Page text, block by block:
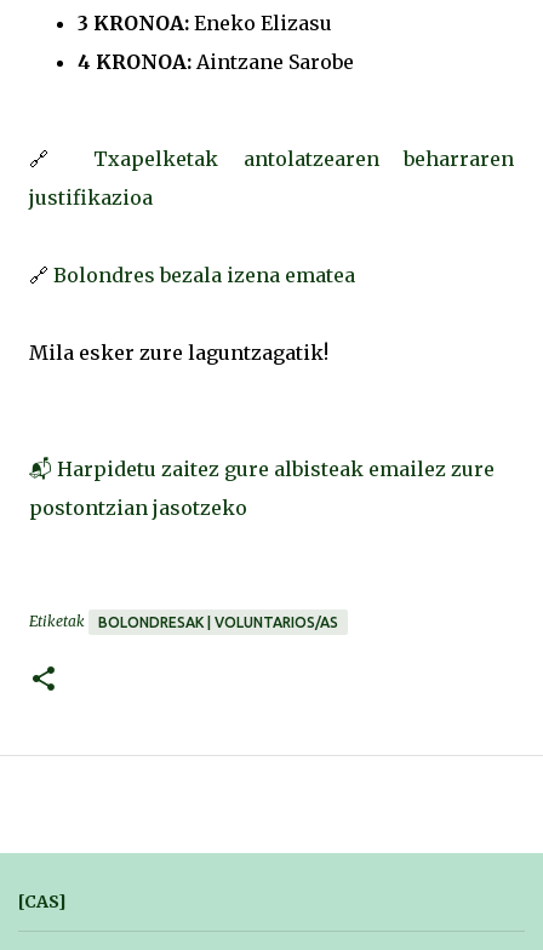
3 KRONOA: Eneko Elizasu
4 KRONOA: Aintzane Sarobe
🔗 Txapelketak antolatzearen beharraren
justifikazioa
🔗 Bolondres bezala izena ematea
Mila esker zure laguntzagatik!
📬 Harpidetu zaitez gure albisteak emailez zure
postontzian jasotzeko
Etiketak BOLONDRESAK | VOLUNTARIOS/AS
[CAS]